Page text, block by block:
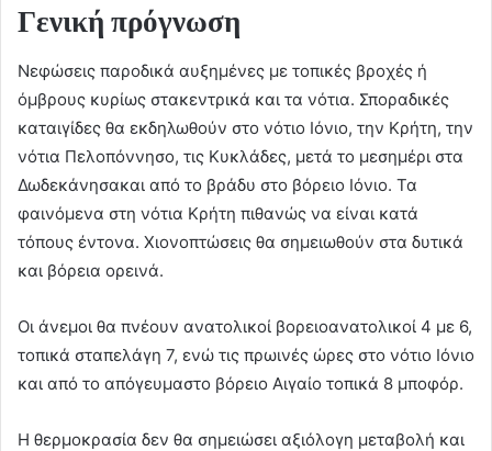
Γενική πρόγνωση
Νεφώσεις παροδικά αυξημένες με τοπικές βροχές ή
όμβρους κυρίως στακεντρικά και τα νότια. Σποραδικές
καταιγίδες θα εκδηλωθούν στο νότιο Ιόνιο, την Κρήτη, την
νότια Πελοπόννησο, τις Κυκλάδες, μετά το μεσημέρι στα
Δωδεκάνησακαι από το βράδυ στο βόρειο Ιόνιο. Τα
φαινόμενα στη νότια Κρήτη πιθανώς να είναι κατά
τόπους έντονα. Χιονοπτώσεις θα σημειωθούν στα δυτικά
και βόρεια ορεινά.
Οι άνεμοι θα πνέουν ανατολικοί βορειοανατολικοί 4 με 6,
τοπικά σταπελάγη 7, ενώ τις πρωινές ώρες στο νότιο Ιόνιο
και από το απόγευμαστο βόρειο Αιγαίο τοπικά 8 μποφόρ.
Η θερμοκρασία δεν θα σημειώσει αξιόλογη μεταβολή και